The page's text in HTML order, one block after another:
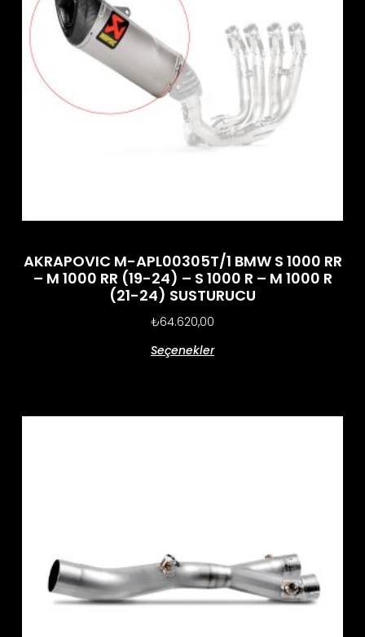
AKRAPOVIC M-APL00305T/1 BMW S 1000 RR
– M 1000 RR (19-24) – S 1000 R – M 1000 R
(21-24) SUSTURUCU
₺64.620,00
Seçenekler